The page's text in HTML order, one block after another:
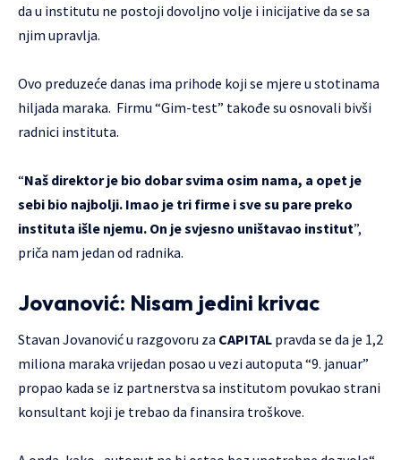
da u institutu ne postoji dovoljno volje i inicijative da se sa
njim upravlja.
Ovo preduzeće danas ima prihode koji se mjere u stotinama
hiljada maraka. Firmu “Gim-test” takođe su osnovali bivši
radnici instituta.
“Naš direktor je bio dobar svima osim nama, a opet je
sebi bio najbolji. Imao je tri firme i sve su pare preko
instituta išle njemu. On je svjesno uništavao institut”,
priča nam jedan od radnika.
Jovanović: Nisam jedini krivac
Stavan Jovanović u razgovoru za CAPITAL pravda se da je 1,2
miliona maraka vrijedan posao u vezi autoputa “9. januar”
propao kada se iz partnerstva sa institutom povukao strani
konsultant koji je trebao da finansira troškove.